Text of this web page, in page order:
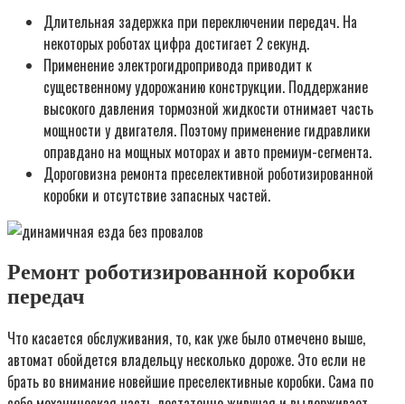
Длительная задержка при переключении передач. На
некоторых роботах цифра достигает 2 секунд.
Применение электрогидропривода приводит к
существенному удорожанию конструкции. Поддержание
высокого давления тормозной жидкости отнимает часть
мощности у двигателя. Поэтому применение гидравлики
оправдано на мощных моторах и авто премиум-сегмента.
Дороговизна ремонта преселективной роботизированной
коробки и отсутствие запасных частей.
Ремонт роботизированной коробки
передач
Что касается обслуживания, то, как уже было отмечено выше,
автомат обойдется владельцу несколько дороже. Это если не
брать во внимание новейшие преселективные коробки. Сама по